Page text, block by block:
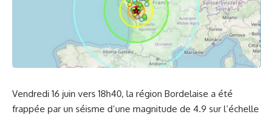
Vendredi 16 juin vers 18h40, la région Bordelaise a été
frappée par un séisme d’une magnitude de 4.9 sur l’échelle